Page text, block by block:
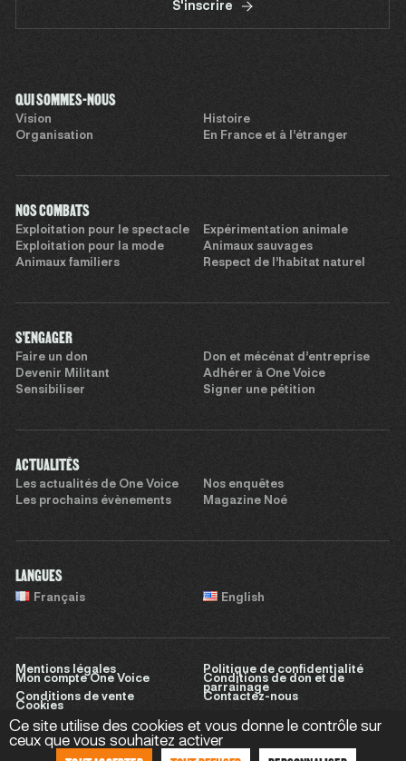
S'inscrire
QUI SOMMES-NOUS
Vision
Histoire
Organisation
En France et à l’étranger
NOS COMBATS
Exploitation pour le spectacle
Expérimentation animale
Exploitation pour la mode
Animaux sauvages
Animaux familiers
Respect de l’habitat naturel
S'ENGAGER
Faire un don
Don et mécénat d’entreprise
Devenir Militant
Adhérer à One Voice
Sensibiliser
Signer une pétition
ACTUALITÉS
Les actualités de One Voice
Nos enquêtes
Les prochains évènements
Magazine Noé
LANGUES
Français English
Mentions légales
Politique de confidentialité
Mon compte One Voice
Conditions de don et de
parrainage
Conditions de vente
Contactez-nous
Cookies
Ce site utilise des cookies et vous donne le contrôle sur
ceux que vous souhaitez activer